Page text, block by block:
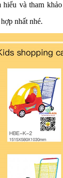
và tham
nhất nhé.